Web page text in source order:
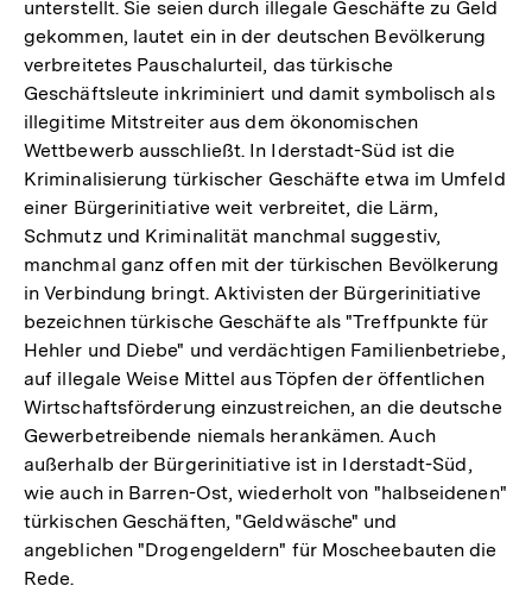
unterstellt. Sie seien durch illegale Geschäfte zu Geld
gekommen, lautet ein in der deutschen Bevölkerung
verbreitetes Pauschalurteil, das türkische
Geschäftsleute inkriminiert und damit symbolisch als
illegitime Mitstreiter aus dem ökonomischen
Wettbewerb ausschließt. In Iderstadt-Süd ist die
Kriminalisierung türkischer Geschäfte etwa im Umfeld
einer Bürgerinitiative weit verbreitet, die Lärm,
Schmutz und Kriminalität manchmal suggestiv,
manchmal ganz offen mit der türkischen Bevölkerung
in Verbindung bringt. Aktivisten der Bürgerinitiative
bezeichnen türkische Geschäfte als "Treffpunkte für
Hehler und Diebe" und verdächtigen Familienbetriebe,
auf illegale Weise Mittel aus Töpfen der öffentlichen
Wirtschaftsförderung einzustreichen, an die deutsche
Gewerbetreibende niemals herankämen. Auch
außerhalb der Bürgerinitiative ist in Iderstadt-Süd,
wie auch in Barren-Ost, wiederholt von "halbseidenen"
türkischen Geschäften, "Geldwäsche" und
angeblichen "Drogengeldern" für Moscheebauten die
Rede.